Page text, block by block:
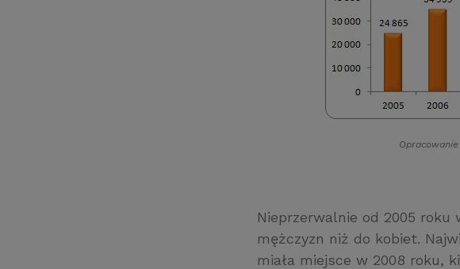
Nieprzerwalnie od 2005
mężczyzn niż do kobiet.
miała miejsce w 2008 roku,